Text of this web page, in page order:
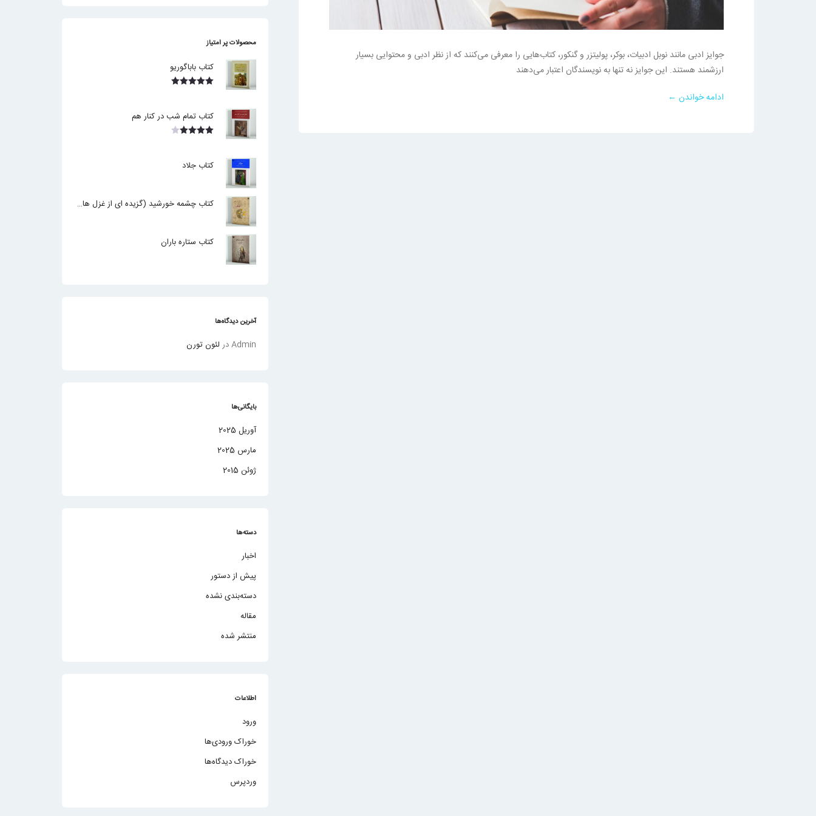
جوایز ادبی مانند نوبل ادبیات، بوکر، پولیتزر و گنکور، کتاب‌هایی را معرفی می‌کنند که از نظر ادبی و محتوایی بسیار
ارزشمند هستند. این جوایز نه تنها به نویسندگان اعتبار می‌دهند
ادامه خواندن ←
محصولات پر امتیاز
کتاب باباگوریو
کتاب تمام شب در کنار هم
کتاب جلاد
کتاب چشمه خورشید (گزیده ای از غزل های حافظ)
کتاب ستاره باران
آخرین دیدگاه‌ها
Adminدر لئون تورن
بایگانی‌ها
آوریل 2025
مارس 2025
ژوئن 2015
دسته‌ها
اخبار
پیش از دستور
دسته‌بندی نشده
مقاله
منتشر شده
اطلاعات
ورود
خوراک ورودی‌ها
خوراک دیدگاه‌ها
وردپرس